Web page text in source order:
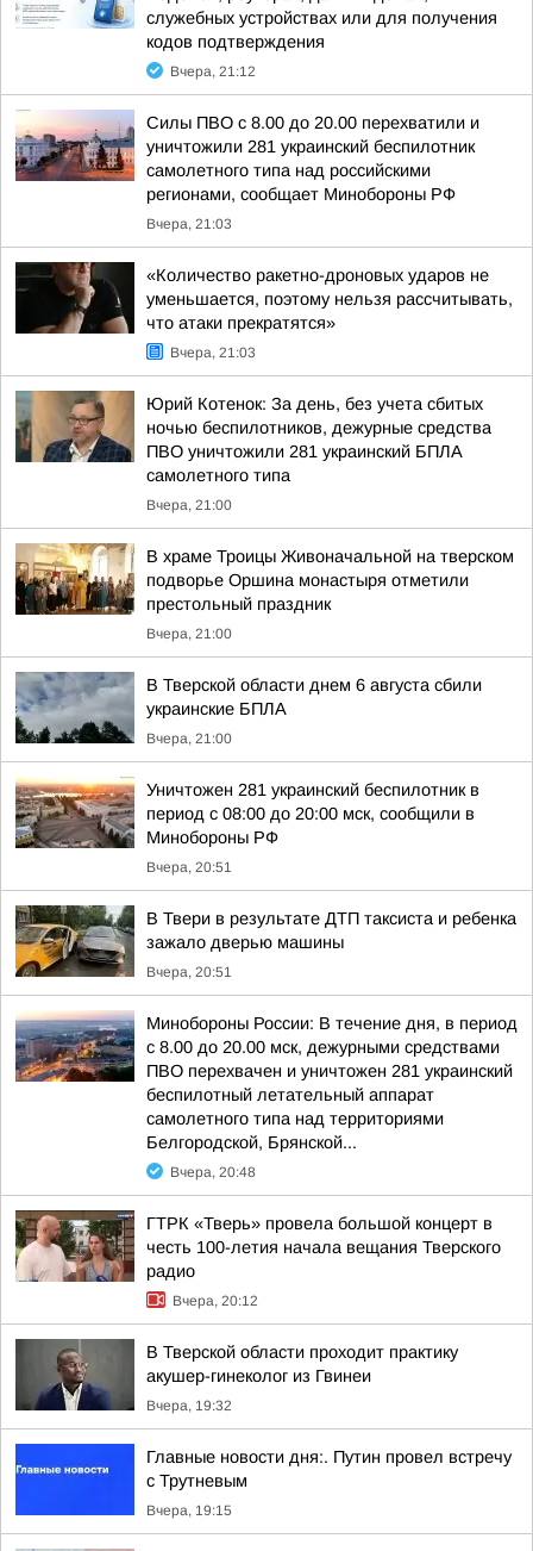
служебных устройствах или для получения
кодов подтверждения
Вчера, 21:12
Силы ПВО с 8.00 до 20.00 перехватили и
уничтожили 281 украинский беспилотник
самолетного типа над российскими
регионами, сообщает Минобороны РФ
Вчера, 21:03
«Количество ракетно-дроновых ударов не
уменьшается, поэтому нельзя рассчитывать,
что атаки прекратятся»
Вчера, 21:03
Юрий Котенок: За день, без учета сбитых
ночью беспилотников, дежурные средства
ПВО уничтожили 281 украинский БПЛА
самолетного типа
Вчера, 21:00
В храме Троицы Живоначальной на тверском
подворье Оршина монастыря отметили
престольный праздник
Вчера, 21:00
В Тверской области днем 6 августа сбили
украинские БПЛА
Вчера, 21:00
Уничтожен 281 украинский беспилотник в
период с 08:00 до 20:00 мск, сообщили в
Минобороны РФ
Вчера, 20:51
В Твери в результате ДТП таксиста и ребенка
зажало дверью машины
Вчера, 20:51
Минобороны России: В течение дня, в период
с 8.00 до 20.00 мск, дежурными средствами
ПВО перехвачен и уничтожен 281 украинский
беспилотный летательный аппарат
самолетного типа над территориями
Белгородской, Брянской...
Вчера, 20:48
ГТРК «Тверь» провела большой концерт в
честь 100-летия начала вещания Тверского
радио
Вчера, 20:12
В Тверской области проходит практику
акушер-гинеколог из Гвинеи
Вчера, 19:32
Главные новости дня:. Путин провел встречу
с Трутневым
Вчера, 19:15